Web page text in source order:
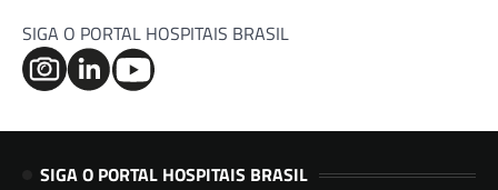
SIGA O PORTAL HOSPITAIS BRASIL
SIGA O PORTAL HOSPITAIS BRASIL